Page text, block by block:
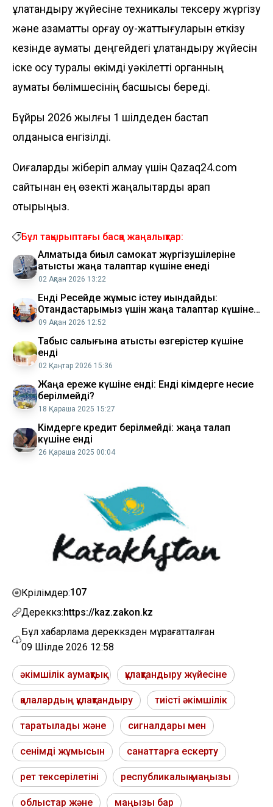
құлақтандыру жүйесіне техникалық тексеру жүргізу
және азаматтық қорғау оқу-жаттығуларын өткізу
кезінде аумақтық деңгейдегі құлақтандыру жүйесін
іске қосу туралы өкімді уәкілетті органның
аумақтық бөлімшесінің басшысы береді.
Бұйрық 2026 жылғы 1 шілдеден бастап
қолданысқа енгізілді.
Оқиғаларды жіберіп алмау үшін Qazaq24.com
сайтынан ең өзекті жаңалықтарды қарап
отырыңыз.
Бұл тақырыптағы басқа жаңалықтар:
Алматыда биыл самокат жүргізушілеріне
қатысты жаңа талаптар күшіне енеді
02 Ақпан 2026 13:22
Енді Ресейде жұмыс істеу қиындайды:
Отандастарымыз үшін жаңа талаптар күшіне
енбек
09 Ақпан 2026 12:52
Табыс салығына қатысты өзгерістер күшіне
енді
02 Қаңтар 2026 15:36
Жаңа ереже күшіне енді: Енді кімдерге несие
берілмейді?
18 Қараша 2025 15:27
Кімдерге кредит берілмейді: жаңа талап
күшіне енді
26 Қараша 2025 00:04
Көрілімдер:107
Дереккөз:https://kaz.zakon.kz
Бұл хабарлама дереккөзден мұрағатталған
09 Шілде 2026 12:58
әкімшілік аумақтық құлақтандыру жүйесіне
қалалардың құлақтандыру тиісті әкімшілік
таратылады және сигналдары мен
сенімді жұмысын санаттарға ескерту
рет тексерілетіні республикалық маңызы
облыстар және маңызы бар